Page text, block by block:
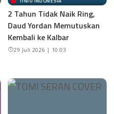
2 Tahun Tidak Naik Ring,
Daud Yordan Memutuskan
Kembali ke Kalbar
29 Juli 2026 | 10:03